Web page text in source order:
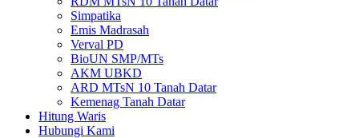
Simpatika
Emis Madrasah
Verval PD
BioUN SMP/MTs
AKM UBKD
ARD MTsN 10 Tanah Datar
Kemenag Tanah Datar
Hitung Waris
Hubungi Kami